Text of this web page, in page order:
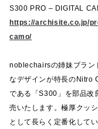
S300 PRO – DIGITAL
https://archisite.co.jp/
camo/
noblechairsの姉妹ブラン
なデザインが特長のNitro
である「S300」を部品改
売いたします。極厚クッ
として長らく定番化して